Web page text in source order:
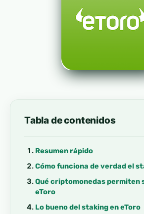
Tabla de contenidos
Resumen rápido
Cómo funciona de verdad el
Qué criptomonedas permiten
eToro
Lo bueno del staking en eToro